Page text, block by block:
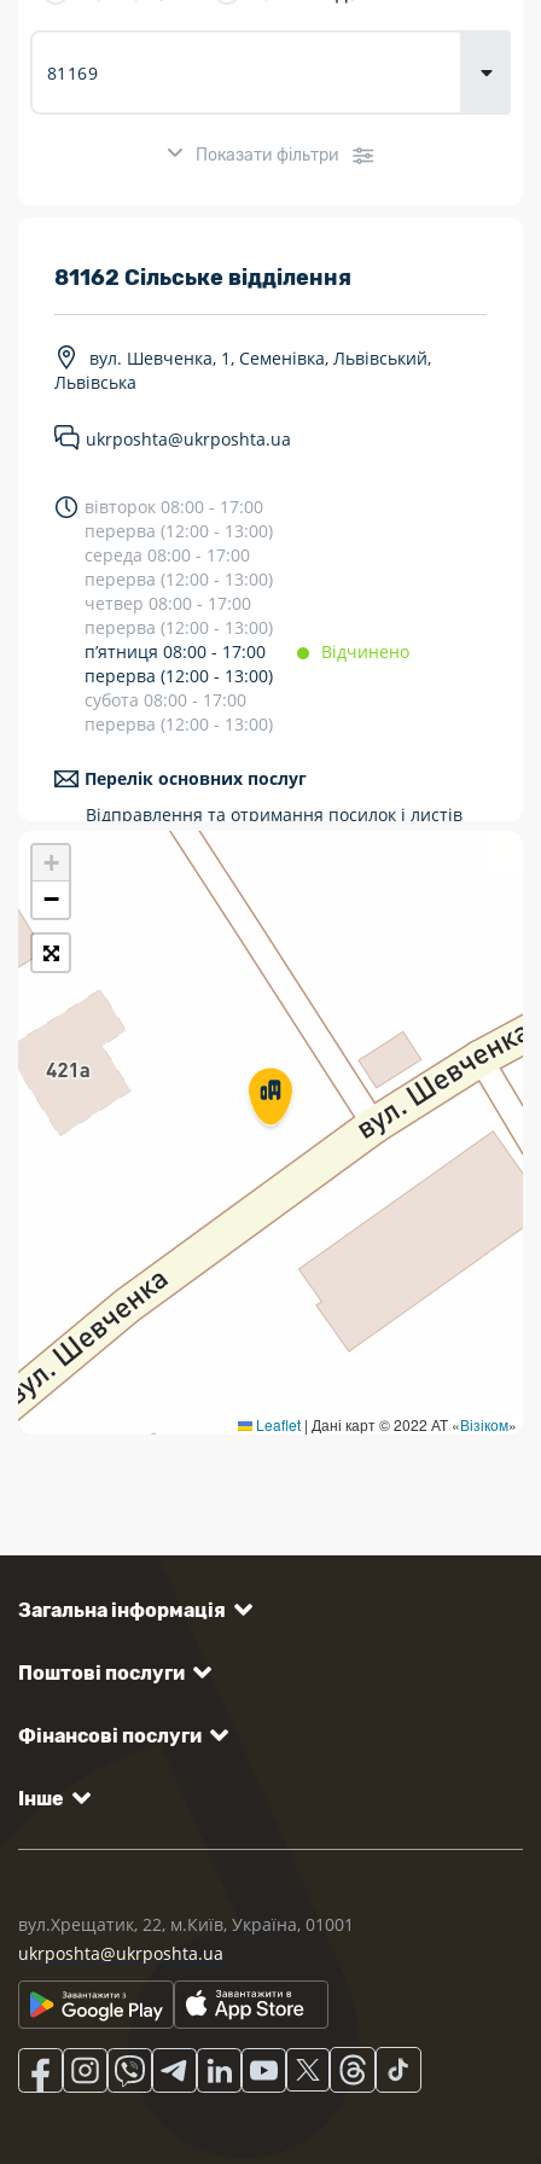
Показати фільтри
Розклад роботи:
Працюють після 19:00
Укрпошта Експрес/тариф «Пріоритетний»
Укрпошта Стандарт/тариф «Базовий»
Доставка за межі України
Прийом вантажів
Фінансові послуги:
Термінові перекази
Перекази
Комунальні та інші платежі
81162 Сільське відділення
вул. Шевченка, 1, Семенівка, Львівський,
Львівська
ukrposhta@ukrposhta.ua
вівторок 08:00 - 17:00
перерва (12:00 - 13:00)
середа 08:00 - 17:00
перерва (12:00 - 13:00)
четвер 08:00 - 17:00
перерва (12:00 - 13:00)
п’ятниця 08:00 - 17:00
Відчинено
перерва (12:00 - 13:00)
субота 08:00 - 17:00
перерва (12:00 - 13:00)
Перелік основних послуг
Відправлення та отримання посилок і листів
Рекомендовані та цінні відправлення
Міжнародні відправлення
Перекази коштів
Приймання платежів
Поповнення мобільного рахунку
Оформлення передплати на газети та
Послуги страхування
Операції з карткою: поповнення/зняття
готівки
Виплата пенсій та соціальних допомог
Продаж товарів
Продаж марок та паковання
+
−
Leaflet | Дані карт © 2022 АТ «Візіком»
Загальна інформація
Поштові послуги
Фінансові послуги
Інше
вул.Хрещатик, 22, м.Київ, Україна, 01001
ukrposhta@ukrposhta.ua